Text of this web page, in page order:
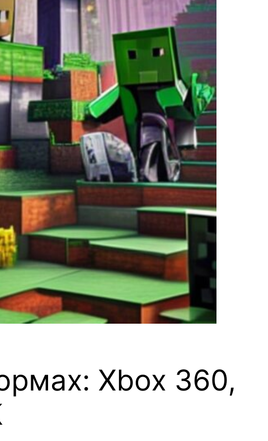
Xbox 360,